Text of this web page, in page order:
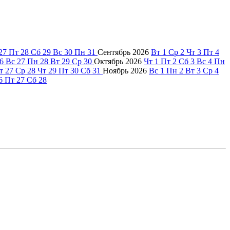
Пт 28 Сб 29 Вс 30 Пн 31 Сентябрь 2026 Вт 1 Ср 2 Чт 3 Пт 4
Вс 27 Пн 28 Вт 29 Ср 30 Октябрь 2026 Чт 1 Пт 2 Сб 3 Вс 4 Пн
27 Ср 28 Чт 29 Пт 30 Сб 31 Ноябрь 2026 Вс 1 Пн 2 Вт 3 Ср 4
Пт 27 Сб 28